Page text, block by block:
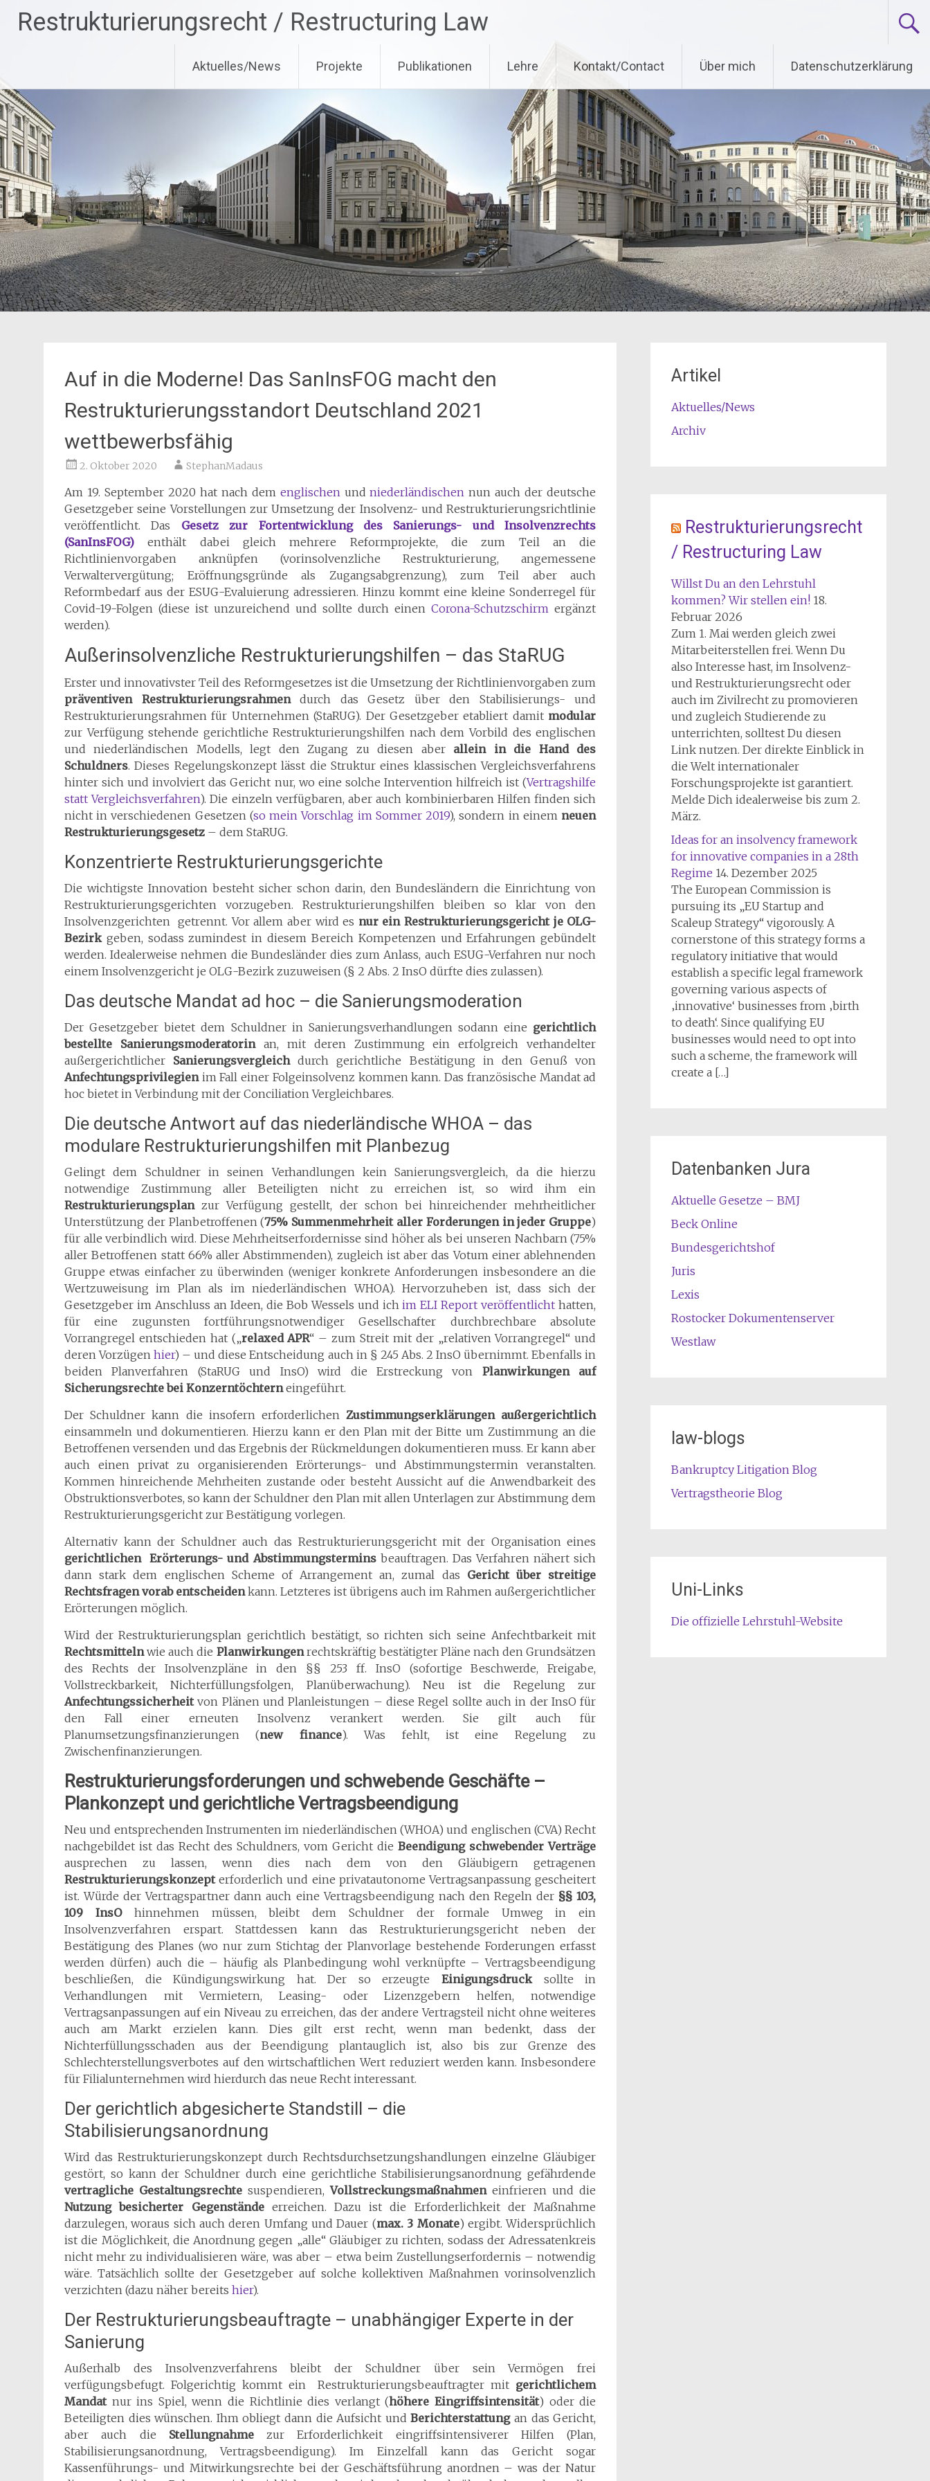
InhaltRestrukturierungsrecht / Restructuring Law
Aktuelles/News Projekte Publikationen Lehre Kontakt/Contact Über mich Datenschutzerklärung
Auf in die Moderne! Das SanInsFOG macht den
Restrukturierungsstandort Deutschland 2021
wettbewerbsfähig
2. Oktober 2020 StephanMadaus
Am 19. September 2020 hat nach dem englischenundniederländischen nun auch der deutsche
Gesetzgeber seine Vorstellungen zur Umsetzung der Insolvenz- und Restrukturierungsrichtlinie
veröffentlicht. Das Gesetz zur Fortentwicklung des Sanierungs- und Insolvenzrechts
(SanInsFOG) enthält dabei gleich mehrere Reformprojekte, die zum Teil an die
Richtlinienvorgaben anknüpfen (vorinsolvenzliche Restrukturierung, angemessene
Verwaltervergütung; Eröffnungsgründe als Zugangsabgrenzung), zum Teil aber auch
Reformbedarf aus der ESUG-Evaluierung adressieren. Hinzu kommt eine kleine Sonderregel für
Covid-19-Folgen (diese ist unzureichend und sollte durch einenCorona-Schutzschirm ergänzt
werden).
Außerinsolvenzliche Restrukturierungshilfen – das StaRUG
Erster und innovativster Teil des Reformgesetzes ist die Umsetzung der Richtlinienvorgaben zum
präventiven Restrukturierungsrahmendurch das Gesetz über den Stabilisierungs- und
Restrukturierungsrahmen für Unternehmen (StaRUG). Der Gesetzgeber etabliert damit modular
zur Verfügung stehende gerichtliche Restrukturierungshilfen nach dem Vorbild des englischen
und niederländischen Modells, legt den Zugang zu diesen aber allein in die Hand des
Schuldners. Dieses Regelungskonzept lässt die Struktur eines klassischen Vergleichsverfahrens
hinter sich und involviert das Gericht nur, wo eine solche Intervention hilfreich ist (Vertragshilfe
statt Vergleichsverfahren). Die einzeln verfügbaren, aber auch kombinierbaren Hilfen finden sich
nicht in verschiedenen Gesetzen (so mein Vorschlag im Sommer 2019), sondern in einem neuen
Restrukturierungsgesetz – dem StaRUG.
Konzentrierte Restrukturierungsgerichte
Die wichtigste Innovation besteht sicher schon darin, den Bundesländern die Einrichtung von
Restrukturierungsgerichten vorzugeben. Restrukturierungshilfen bleiben so klar von den
Insolvenzgerichten getrennt. Vor allem aber wird es nur ein Restrukturierungsgericht je OLG-
Bezirkgeben, sodass zumindest in diesem Bereich Kompetenzen und Erfahrungen gebündelt
werden. Idealerweise nehmen die Bundesländer dies zum Anlass, auch ESUG-Verfahren nur noch
einem Insolvenzgericht je OLG-Bezirk zuzuweisen (§ 2 Abs. 2 InsO dürfte dies zulassen).
Das deutsche Mandat ad hoc – die Sanierungsmoderation
Der Gesetzgeber bietet dem Schuldner in Sanierungsverhandlungen sodann eine gerichtlich
bestellte Sanierungsmoderatorinan, mit deren Zustimmung ein erfolgreich verhandelter
außergerichtlicher Sanierungsvergleichdurch gerichtliche Bestätigung in den Genuß von
Anfechtungsprivilegienim Fall einer Folgeinsolvenz kommen kann. Das französische Mandat ad
hoc bietet in Verbindung mit der Conciliation Vergleichbares.
Die deutsche Antwort auf das niederländische WHOA – das
modulare Restrukturierungshilfen mit Planbezug
Gelingt dem Schuldner in seinen Verhandlungen kein Sanierungsvergleich, da die hierzu
notwendige Zustimmung aller Beteiligten nicht zu erreichen ist, so wird ihm ein
Restrukturierungsplanzur Verfügung gestellt, der schon bei hinreichender mehrheitlicher
Unterstützung der Planbetroffenen (75% Summenmehrheit aller Forderungen in jeder Gruppe)
für alle verbindlich wird. Diese Mehrheitserfordernisse sind höher als bei unseren Nachbarn (75%
aller Betroffenen statt 66% aller Abstimmenden), zugleich ist aber das Votum einer ablehnenden
Gruppe etwas einfacher zu überwinden (weniger konkrete Anforderungen insbesondere an die
Wertzuweisung im Plan als im niederländischen WHOA). Hervorzuheben ist, dass sich der
Gesetzgeber im Anschluss an Ideen, die Bob Wessels und ichim ELI Report veröffentlicht hatten,
für eine zugunsten fortführungsnotwendiger Gesellschafter durchbrechbare absolute
Vorrangregel entschieden hat („relaxed APR“ – zum Streit mit der „relativen Vorrangregel“ und
deren Vorzügenhier) – und diese Entscheidung auch in § 245 Abs. 2 InsO übernimmt. Ebenfalls in
beiden Planverfahren (StaRUG und InsO) wird die Erstreckung von Planwirkungen auf
Sicherungsrechte bei Konzerntöchterneingeführt.
Der Schuldner kann die insofern erforderlichenZustimmungserklärungen außergerichtlich
einsammeln und dokumentieren. Hierzu kann er den Plan mit der Bitte um Zustimmung an die
Betroffenen versenden und das Ergebnis der Rückmeldungen dokumentieren muss. Er kann aber
auch einen privat zu organisierenden Erörterungs- und Abstimmungstermin veranstalten.
Kommen hinreichende Mehrheiten zustande oder besteht Aussicht auf die Anwendbarkeit des
Obstruktionsverbotes, so kann der Schuldner den Plan mit allen Unterlagen zur Abstimmung dem
Restrukturierungsgericht zur Bestätigung vorlegen.
Alternativ kann der Schuldner auch das Restrukturierungsgericht mit der Organisation eines
gerichtlichen Erörterungs- und Abstimmungsterminsbeauftragen. Das Verfahren nähert sich
dann stark dem englischen Scheme of Arrangement an, zumal das Gericht über streitige
Rechtsfragen vorab entscheidenkann. Letzteres ist übrigens auch im Rahmen außergerichtlicher
Erörterungen möglich.
Wird der Restrukturierungsplan gerichtlich bestätigt, so richten sich seine Anfechtbarkeit mit
Rechtsmittelnwie auch die Planwirkungenrechtskräftig bestätigter Pläne nach den Grundsätzen
des Rechts der Insolvenzpläne in den §§ 253 ff. InsO (sofortige Beschwerde, Freigabe,
Vollstreckbarkeit, Nichterfüllungsfolgen, Planüberwachung). Neu ist die Regelung zur
Anfechtungssicherheitvon Plänen und Planleistungen – diese Regel sollte auch in der InsO für
den Fall einer erneuten Insolvenz verankert werden. Sie gilt auch für
Planumsetzungsfinanzierungen (new finance). Was fehlt, ist eine Regelung zu
Zwischenfinanzierungen.
Restrukturierungsforderungen und schwebende Geschäfte –
Plankonzept und gerichtliche Vertragsbeendigung
Neu und entsprechenden Instrumenten im niederländischen (WHOA) und englischen (CVA) Recht
nachgebildet ist das Recht des Schuldners, vom Gericht dieBeendigung schwebender Verträge
ausprechen zu lassen, wenn dies nach dem von den Gläubigern getragenen
Restrukturierungskonzepterforderlich und eine privatautonome Vertragsanpassung gescheitert
ist. Würde der Vertragspartner dann auch eine Vertragsbeendigung nach den Regeln der §§ 103,
109 InsOhinnehmen müssen, bleibt dem Schuldner der formale Umweg in ein
Insolvenzverfahren erspart. Stattdessen kann das Restrukturierungsgericht neben der
Bestätigung des Planes (wo nur zum Stichtag der Planvorlage bestehende Forderungen erfasst
werden dürfen) auch die – häufig als Planbedingung wohl verknüpfte – Vertragsbeendigung
beschließen, die Kündigungswirkung hat. Der so erzeugteEinigungsdrucksollte in
Verhandlungen mit Vermietern, Leasing- oder Lizenzgebern helfen, notwendige
Vertragsanpassungen auf ein Niveau zu erreichen, das der andere Vertragsteil nicht ohne weiteres
auch am Markt erzielen kann. Dies gilt erst recht, wenn man bedenkt, dass der
Nichterfüllungsschaden aus der Beendigung plantauglich ist, also bis zur Grenze des
Schlechterstellungsverbotes auf den wirtschaftlichen Wert reduziert werden kann. Insbesondere
für Filialunternehmen wird hierdurch das neue Recht interessant.
Der gerichtlich abgesicherte Standstill – die
Stabilisierungsanordnung
Wird das Restrukturierungskonzept durch Rechtsdurchsetzungshandlungen einzelne Gläubiger
gestört, so kann der Schuldner durch eine gerichtliche Stabilisierungsanordnung gefährdende
vertragliche Gestaltungsrechte suspendieren,Vollstreckungsmaßnahmeneinfrieren und die
Nutzung besicherter
Gegenständeerreichen. Dazu ist die Erforderlichkeit der Maßnahme
darzulegen, woraus sich auch deren Umfang und Dauer (max. 3 Monate) ergibt. Widersprüchlich
ist die Möglichkeit, die Anordnung gegen „alle“ Gläubiger zu richten, sodass der Adressatenkreis
nicht mehr zu individualisieren wäre, was aber – etwa beim Zustellungserfordernis – notwendig
wäre. Tatsächlich sollte der Gesetzgeber auf solche kollektiven Maßnahmen vorinsolvenzlich
verzichten (dazu näher bereits hier).
Der Restrukturierungsbeauftragte – unabhängiger Experte in der
Sanierung
Außerhalb des Insolvenzverfahrens bleibt der Schuldner über sein Vermögen frei
verfügungsbefugt. Folgerichtig kommt ein Restrukturierungsbeauftragter mit gerichtlichem
Mandatnur ins Spiel, wenn die Richtlinie dies verlangt (höhere Eingriffsintensität) oder die
Beteiligten dies wünschen. Ihm obliegt dann die Aufsicht undBerichterstattungan das Gericht,
aber auch die Stellungnahmezur Erforderlichkeit eingriffsintensiverer Hilfen (Plan,
Stabilisierungsanordnung, Vertragsbeendigung). Im Einzelfall kann das Gericht sogar
Kassenführungs- und Mitwirkungsrechte bei der Geschäftsführung anordnen – was der Natur
Artikel
Aktuelles/News
Archiv
Restrukturierungsrecht
/ Restructuring Law
Willst Du an den Lehrstuhl
kommen? Wir stellen ein! 18.
Februar 2026
Zum 1. Mai werden gleich zwei
Mitarbeiterstellen frei. Wenn Du
also Interesse hast, im Insolvenz-
und Restrukturierungsrecht oder
auch im Zivilrecht zu promovieren
und zugleich Studierende zu
unterrichten, solltest Du diesen
Link nutzen. Der direkte Einblick in
die Welt internationaler
Forschungsprojekte ist garantiert.
Melde Dich idealerweise bis zum 2.
März.
Ideas for an insolvency framework
for innovative companies in a 28th
Regime 14. Dezember 2025
The European Commission is
pursuing its „EU Startup and
Scaleup Strategy“ vigorously. A
cornerstone of this strategy forms a
regulatory initiative that would
establish a specific legal framework
governing various aspects of
‚innovative‘ businesses from ‚birth
to death‘. Since qualifying EU
businesses would need to opt into
such a scheme, the framework will
create a […]
Datenbanken Jura
Aktuelle Gesetze – BMJ
Beck Online
Bundesgerichtshof
Juris
Lexis
Rostocker Dokumentenserver
Westlaw
law-blogs
Bankruptcy Litigation Blog
Vertragstheorie Blog
Uni-Links
Die offizielle Lehrstuhl-Website